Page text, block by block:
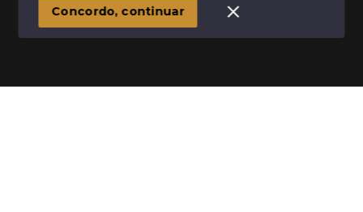
SITE PARA IMOBILIARIA
Concordo, continuar